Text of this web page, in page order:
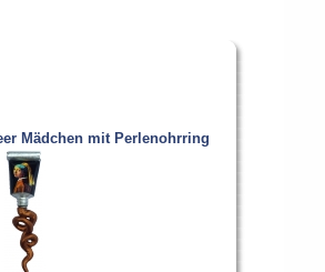
Mädchen mit Perlenohrring